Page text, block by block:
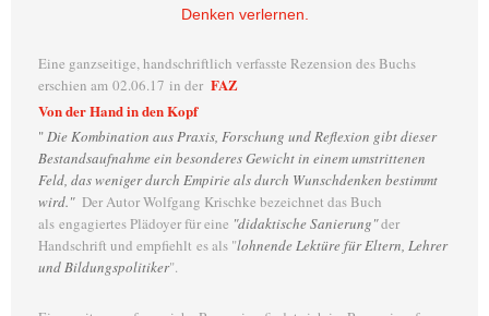
Denken verlernen.
Eine ganzseitige, handschriftlich verfasste Rezension des Buchs
erschien am 02.06.17 in der FAZ
Von der Hand in den Kopf
"Die Kombination aus Praxis, Forschung und Reflexion gibt dieser
Bestandsaufnahme ein besonderes Gewicht in einem umstrittenen
Feld, das weniger durch Empirie als durch Wunschdenken bestimmt
wird." Der Autor Wolfgang Krischke bezeichnet das Buch
als engagiertes Plädoyer für eine "didaktische Sanierung"der
Handschrift und empfiehlt es als "lohnende Lektüre für Eltern, Lehrer
und Bildungspolitiker".